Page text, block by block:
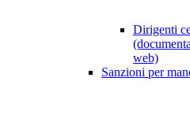
Dirigenti
web)
Sanzioni per